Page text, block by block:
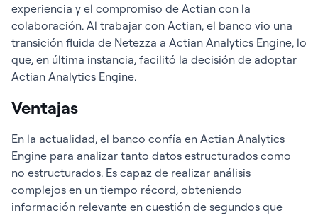
experiencia y el compromiso de Actian con la
colaboración. Al trabajar con Actian, el banco vio una
transición fluida de Netezza a Actian Analytics Engine, lo
que, en última instancia, facilitó la decisión de adoptar
Actian Analytics Engine.
Ventajas
En la actualidad, el banco confía en Actian Analytics
Engine para analizar tanto datos estructurados como
no estructurados. Es capaz de realizar análisis
complejos en un tiempo récord, obteniendo
información relevante en cuestión de segundos que